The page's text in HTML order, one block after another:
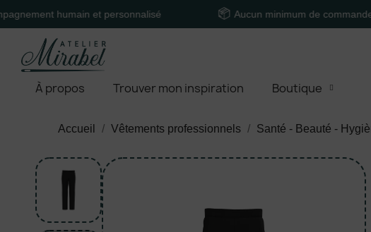
humain et personnalisé Aucun minimum de commande
À propos Trouver mon inspiration Boutique
Accueil Vêtements professionnels Santé - Beauté -